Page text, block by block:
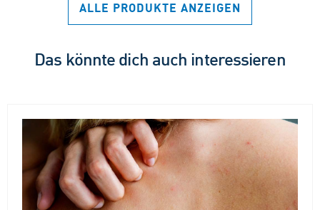
ALLE PRODUKTE ANZEIGEN
Das könnte dich auch interessieren